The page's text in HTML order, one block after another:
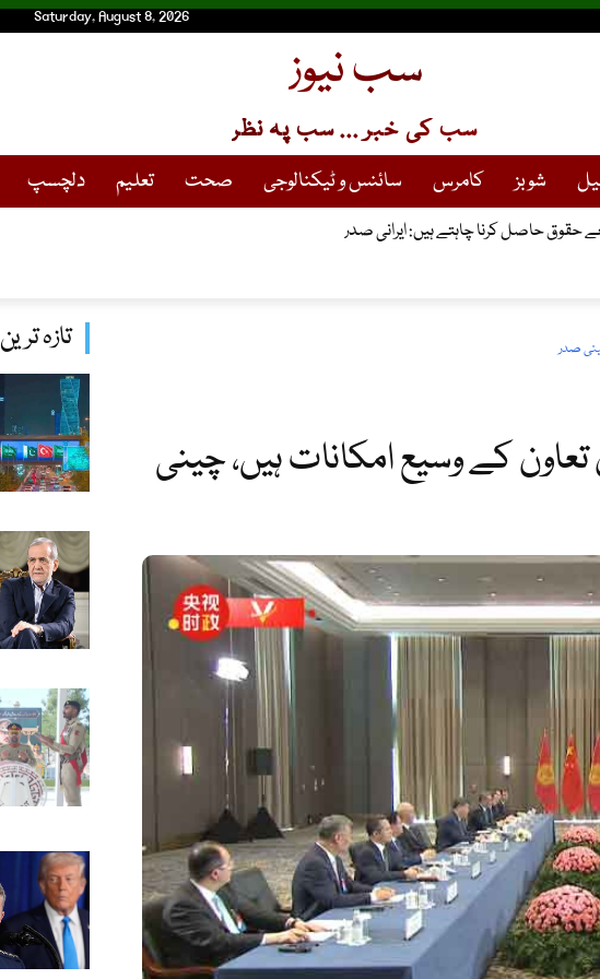
Saturday, August 8, 2026
سب نیوز
سب کی خبر ... سب پہ نظر
شوبز کامرس سائنس و ٹیکنالوجی صحت تعلیم دلچسپ
حاصل کرنا چاہتے ہیں: ایرانی صدر
تازہ ترین صدر
کے وسیع امکانات ہیں، چینی